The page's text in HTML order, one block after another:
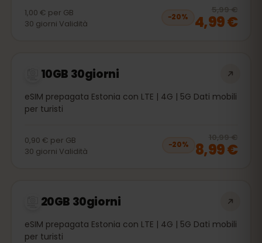
1,00 € per GB
30 giorni Validità
−20%
5,99 €
4,99 €
10GB 30giorni
eSIM prepagata Estonia con LTE | 4G | 5G Dati mobili
per turisti
0,90 € per GB
30 giorni Validità
−20%
10,99 €
8,99 €
20GB 30giorni
eSIM prepagata Estonia con LTE | 4G | 5G Dati mobili
per turisti